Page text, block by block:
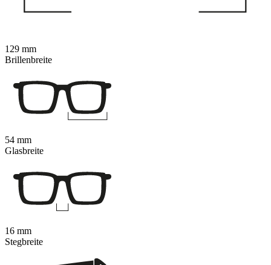
129 mm
Brillenbreite
54 mm
Glasbreite
16 mm
Stegbreite